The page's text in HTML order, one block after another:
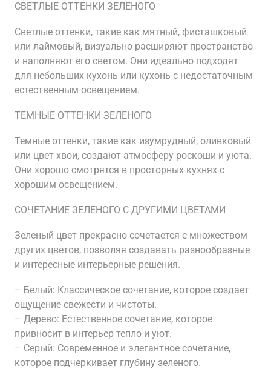
СВЕТЛЫЕ ОТТЕНКИ ЗЕЛЕНОГО
Светлые оттенки, такие как мятный, фисташковый
или лаймовый, визуально расширяют пространство
и наполняют его светом. Они идеально подходят
для небольших кухонь или кухонь с недостаточным
естественным освещением.
ТЕМНЫЕ ОТТЕНКИ ЗЕЛЕНОГО
Темные оттенки, такие как изумрудный, оливковый
или цвет хвои, создают атмосферу роскоши и уюта.
Они хорошо смотрятся в просторных кухнях с
хорошим освещением.
СОЧЕТАНИЕ ЗЕЛЕНОГО С ДРУГИМИ ЦВЕТАМИ
Зеленый цвет прекрасно сочетается с множеством
других цветов, позволяя создавать разнообразные
и интересные интерьерные решения.
– Белый: Классическое сочетание, которое создает
ощущение свежести и чистоты.
– Дерево: Естественное сочетание, которое
привносит в интерьер тепло и уют.
– Серый: Современное и элегантное сочетание,
которое подчеркивает глубину зеленого.